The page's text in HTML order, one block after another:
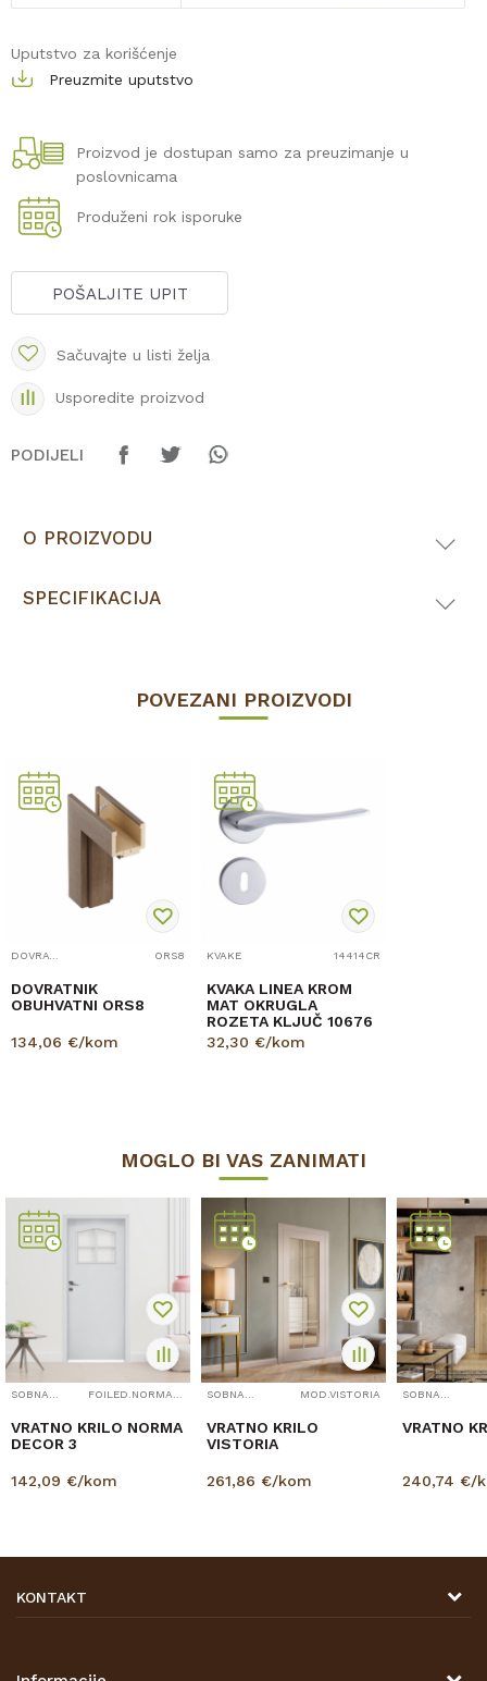
Uputstvo za korišćenje
Preuzmite uputstvo
Proizvod je dostupan samo za preuzimanje u
poslovnicama
Produženi rok isporuke
POŠALJITE UPIT
Sačuvajte u listi želja
Usporedite proizvod
PODIJELI
O PROIZVODU
SPECIFIKACIJA
POVEZANI PROIZVODI
ORS8
DOVRATNIK
OBUHVATNI ORS8
134,06 €/kom
KVAKE 14414CR
KVAKA LINEA KROM
MAT OKRUGLA
ROZETA KLJUČ 10676
32,30 €/kom
MOGLO BI VAS ZANIMATI
VRATNO KRILO NORMA
DECOR 3
142,09 €/kom
MOD.VISTORIA
VRATNO KRILO
VISTORIA
261,86 €/kom
VRATNO
240,74 €/
KONTAKT